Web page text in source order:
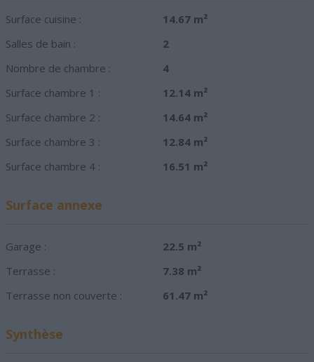
Surface cuisine :
14.67 m²
Salles de bain :
2
Nombre de chambre :
4
Surface chambre 1 :
12.14 m²
Surface chambre 2 :
14.64 m²
Surface chambre 3 :
12.84 m²
Surface chambre 4 :
16.51 m²
Surface annexe
Garage :
22.5 m²
Terrasse :
7.38 m²
Terrasse non couverte :
61.47 m²
Synthèse